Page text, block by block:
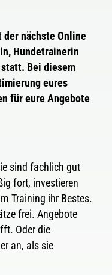
der nächste Online
Hundetrainerin
Bei diesem
eures
für eure Angebote
sind fachlich gut
fort, investieren
Training ihr Bestes.
frei. Angebote
Oder die
an, als sie